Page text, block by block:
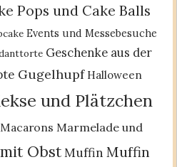
Pops und Cake Balls
Events und Messebesuche
Geschenke aus der
Gugelhupf Halloween
und Plätzchen
Macarons Marmelade und
mit ObstMuffin Muffin